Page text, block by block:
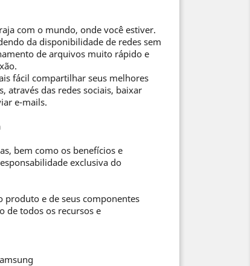
com o mundo, onde você estiver.
da disponibilidade de redes sem
de arquivos muito rápido e
fácil compartilhar seus melhores
através das redes sociais, baixar
e-mails.
bem como os benefícios e
exclusiva do
produto e de seus componentes
de todos os recursos e